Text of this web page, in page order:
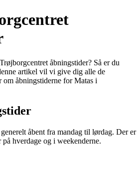
åbningstider? Så er du
artikel vil vi give dig alle de
åbningstiderne for Matas i
åbent fra mandag til lørdag. Der er
hverdage og i weekenderne.